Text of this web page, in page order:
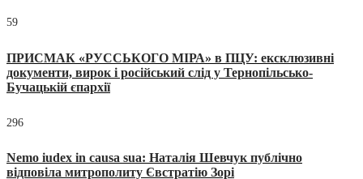
59
ПРИСМАК «РУССЬКОГО МІРА» в ПЦУ: ексклюзивні
документи, вирок і російський слід у Тернопільсько-
Бучацькій єпархії
296
Nemo iudex in causa sua: Наталія Шевчук публічно
відповіла митрополиту Євстратію Зорі